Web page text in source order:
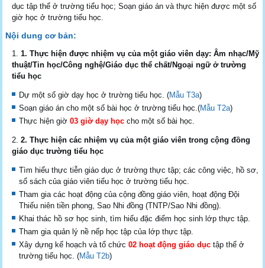
dục tập thể ở trường tiểu học; Soạn giáo án và thực hiện được một số
giờ học ở trường tiểu học.
Nội dung cơ bản:
1. Thực hiện được nhiệm vụ của một giáo viên dạy: Âm nhạc/Mỹ
thuật/Tin học/Công nghệ/Giáo dục thể chất/Ngoại ngữ ở trường
tiểu học
Dự một số giờ dạy học ở trường tiểu học. (Mẫu T3a)
Soạn giáo án cho một số bài học ở trường tiểu học.(Mẫu T2a)
Thực hiện giờ03 giờ dạy học cho một số bài học.
2. Thực hiện các nhiệm vụ của một giáo viên trong cộng đồng
giáo dục trường tiểu học
Tìm hiểu thực tiễn giáo dục ở trường thực tập; các công việc, hồ sơ,
sổ sách của giáo viên tiểu học ở trường tiểu học.
Tham gia các hoạt động của cộng đồng giáo viên, hoạt động Đội
Thiếu niên tiền phong, Sao Nhi đồng (TNTP/Sao Nhi đồng).
Khai thác hồ sơ học sinh, tìm hiểu đặc điểm học sinh lớp thực tập.
Tham gia quản lý nề nếp học tập của lớp thực tập.
Xây dựng kế hoạch và tổ chức02 hoạt động giáo dục tập thể ở
trường tiểu học. (Mẫu T2b)